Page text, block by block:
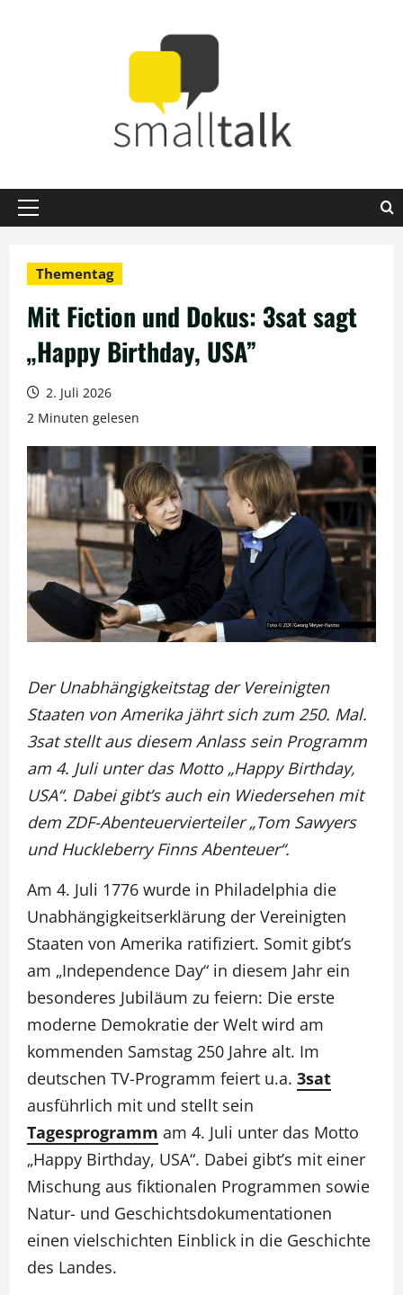
Primäres
Thementag
Mit Fiction und Dokus: 3sat sagt
„Happy Birthday, USA”
2. Juli 2026
2 Minuten gelesen
Der Unabhängigkeitstag der Vereinigten
Staaten von Amerika jährt sich zum 250. Mal.
3sat stellt aus diesem Anlass sein Programm
am 4. Juli unter das Motto „Happy Birthday,
USA“. Dabei gibt’s auch ein Wiedersehen mit
dem ZDF-Abenteuervierteiler „Tom Sawyers
und Huckleberry Finns Abenteuer“.
Am 4. Juli 1776 wurde in Philadelphia die
Unabhängigkeitserklärung der Vereinigten
Staaten von Amerika ratifiziert. Somit gibt’s
am „Independence Day“ in diesem Jahr ein
besonderes Jubiläum zu feiern: Die erste
moderne Demokratie der Welt wird am
kommenden Samstag 250 Jahre alt. Im
deutschen TV-Programm feiert u.a. 3sat
ausführlich mit und stellt sein
Tagesprogramm am 4. Juli unter das Motto
„Happy Birthday, USA“. Dabei gibt’s mit einer
Mischung aus fiktionalen Programmen sowie
Natur- und Geschichtsdokumentationen
einen vielschichten Einblick in die Geschichte
des Landes.